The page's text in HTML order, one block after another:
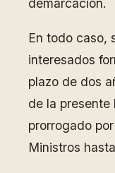
demarcación.
En todo caso,
interesados
plazo de dos
de la presente
prorrogado
Ministros